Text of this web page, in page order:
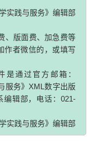
版面费、加急费等
作者微信的，或填写
通过官方邮箱：
服务》XML数字出版
辑部，电话：021-
研究
酶性止血针